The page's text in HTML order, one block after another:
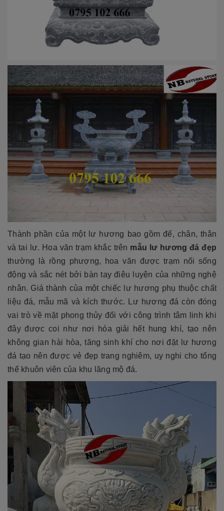
Thành phần của một lư hương bao gồm đế, chân, thân
và tai lư. Hoa văn trạm khắc trên mẫu lư hương đá đẹp
thường là rồng phượng, hoa văn được trạm nổi sống
động và sắc nét bởi bàn tay điêu luyện của những nghệ
nhân. Giá thành của một chiếc lư hương phụ thuộc chất
liệu đá, mẫu mã và kích thước. Lư hương đá còn đóng
vai trò về mặt phong thủy đối với công trình tâm linh khi
đây được coi như nơi hóa giải hết hung khí, tạo nên
không gian hài hòa, tăng sinh khí cho nơi đặt lư hương
đá tạo nên được vẻ đẹp trang nghiêm, uy nghi cho tổng
thể khuôn viên của khu lăng mộ đá.